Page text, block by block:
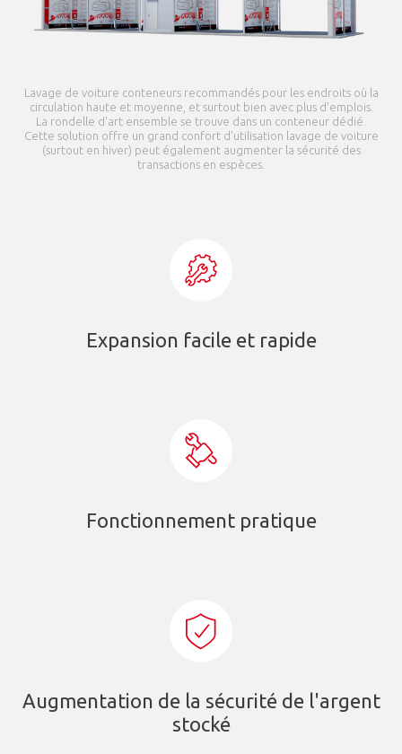
Lavage de voiture conteneurs recommandés pour les endroits où la
circulation haute et moyenne, et surtout bien avec plus d'emplois.
La rondelle d'art ensemble se trouve dans un conteneur dédié.
Cette solution offre un grand confort d'utilisation lavage de voiture
(surtout en hiver) peut également augmenter la sécurité des
transactions en espèces.
Expansion facile et rapide
Fonctionnement pratique
Augmentation de la sécurité de l'argent
stocké